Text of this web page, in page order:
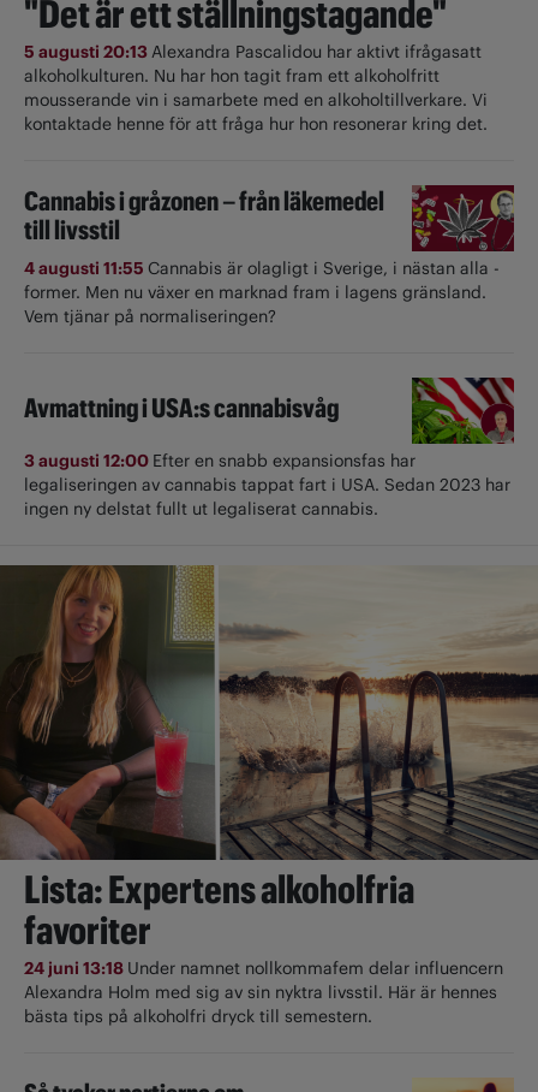
"Det är ett ställningstagande"
5 augusti 20:13Alexandra Pascalidou har aktivt ifrågasatt
alkoholkulturen. Nu har hon tagit fram ett alkoholfritt
mousserande vin i samarbete med en alkoholtillverkare. Vi
kontaktade henne för att fråga hur hon resonerar kring det.
Cannabis i gråzonen – från läkemedel
till livsstil
4 augusti 11:55 Cannabis är olagligt i ­Sverige, i nästan alla ­
former. Men nu växer en marknad fram i lagens gränsland.
Vem tjänar på normaliseringen?
Avmattning i USA:s cannabisvåg
3 augusti 12:00 Efter en snabb expansionsfas har
legaliseringen av cannabis tappat fart i USA. Sedan 2023 har
ingen ny delstat fullt ut ­legaliserat cannabis.
Lista: Expertens alkoholfria
favoriter
24 juni 13:18 Under namnet nollkommafem delar influencern
Alexandra Holm med sig av sin nyktra livsstil. Här är hennes
bästa tips på alkoholfri dryck till semestern.